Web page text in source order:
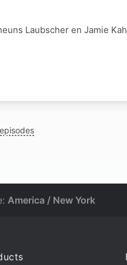
Laubscher en Jamie
America / New York